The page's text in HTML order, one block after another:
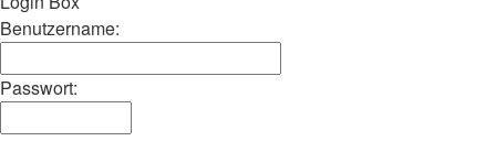
Benutzername:
Passwort: